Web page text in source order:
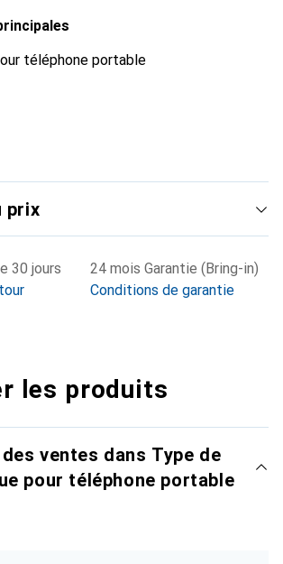
téléphone portable
prix
30 jours
24 mois Garantie (Bring-in)
Conditions de garantie
les produits
ventes dans Type de
pour téléphone portable